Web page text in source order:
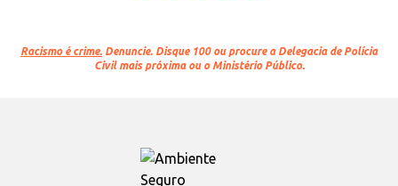
Racismo é crime. Denuncie. Disque 100 ou procure a Delegacia de Polícia
Civil mais próxima ou o Ministério Público.